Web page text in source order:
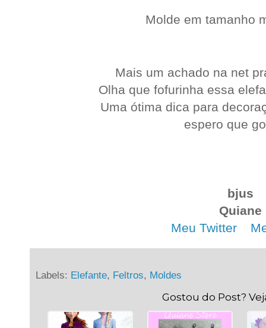
Molde em tamanho
Mais um achado na net
Olha que fofurinha essa
Uma ótima dica para
espero que
bjus
Quiane
Meu Twitter. .
Labels: Elefante, Feltros, Moldes
Gostou do Post?